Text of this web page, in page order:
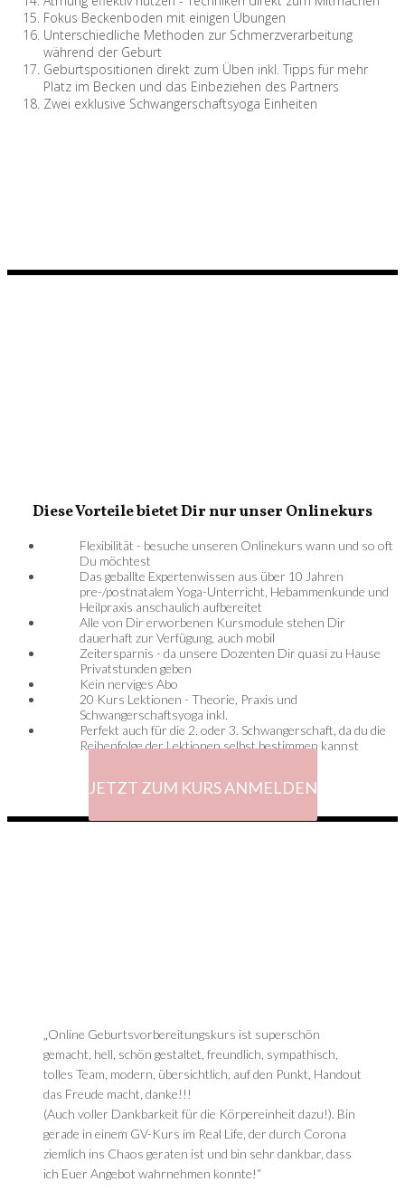
Fokus Beckenboden mit einigen Übungen
Unterschiedliche Methoden zur Schmerzverarbeitung
während der Geburt
Geburtspositionen direkt zum Üben inkl. Tipps für mehr
Platz im Becken und das Einbeziehen des Partners
Zwei exklusive Schwangerschaftsyoga Einheiten
Diese Vorteile bietet Dir nur unser Onlinekurs
Flexibilität - besuche unseren Onlinekurs wann und so oft
Du möchtest
Das geballte Expertenwissen aus über 10 Jahren
pre-/postnatalem Yoga-Unterricht, Hebammenkunde und
Heilpraxis anschaulich aufbereitet
Alle von Dir erworbenen Kursmodule stehen Dir
dauerhaft zur Verfügung, auch mobil
Zeitersparnis - da unsere Dozenten Dir quasi zu Hause
Privatstunden geben
Kein nerviges Abo
20 Kurs Lektionen - Theorie, Praxis und
Schwangerschaftsyoga inkl.
Perfekt auch für die 2. oder 3. Schwangerschaft, da du die
Reihenfolge der Lektionen selbst bestimmen kannst
JETZT ZUM KURS ANMELDEN
„Online Geburtsvorbereitungskurs ist superschön
gemacht, hell, schön gestaltet, freundlich, sympathisch,
tolles Team, modern, übersichtlich, auf den Punkt, Handout
das Freude macht, danke!!!
(Auch voller Dankbarkeit für die Körpereinheit dazu!). Bin
gerade in einem GV-Kurs im Real Life, der durch Corona
ziemlich ins Chaos geraten ist und bin sehr dankbar, dass
ich Euer Angebot wahrnehmen konnte!“